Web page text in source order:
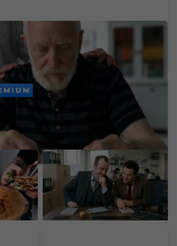
demencii v starobe? Zmenou
45. a 65. rokom získaš vyše
života
v
Prax
Slováci sú majstri v
daňových únikoch: V
rebríčku sme porazili aj
Mongolsko, takto
vyzerajú naše praktiky